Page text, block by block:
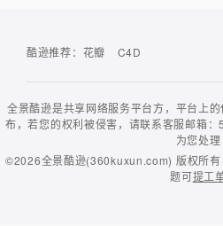
酷逊推荐： 花瓣 C4D
全景酷逊是共享网络服务平台方，平台上
布，若您的权利被侵害，请联系客服邮箱
为您处理
©2026全景酷逊(360kuxun.com) 版权所
题可提工